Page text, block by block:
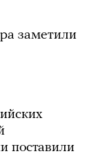
заметили
поставили